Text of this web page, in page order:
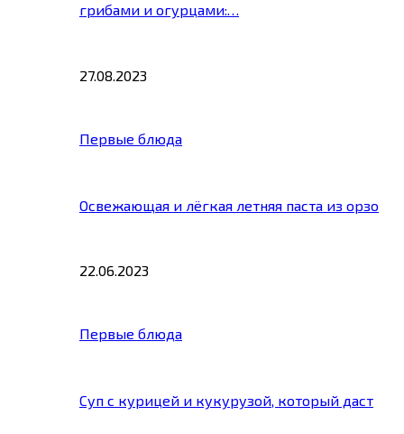
грибами и огурцами:…
27.08.2023
Первые блюда
Освежающая и лёгкая летняя паста из орзо
22.06.2023
Первые блюда
Суп с курицей и кукурузой, который даст